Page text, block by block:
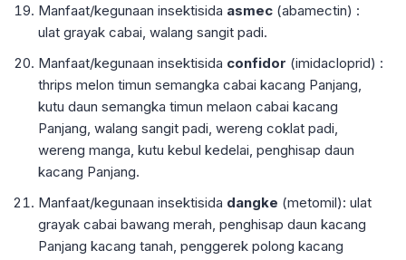
Manfaat/kegunaan insektisida asmec (abamectin) :
ulat grayak cabai, walang sangit padi.
Manfaat/kegunaan insektisida confidor (imidacloprid) :
thrips melon timun semangka cabai kacang Panjang,
kutu daun semangka timun melaon cabai kacang
Panjang, walang sangit padi, wereng coklat padi,
wereng manga, kutu kebul kedelai, penghisap daun
kacang Panjang.
Manfaat/kegunaan insektisida dangke (metomil): ulat
grayak cabai bawang merah, penghisap daun kacang
Panjang kacang tanah, penggerek polong kacang